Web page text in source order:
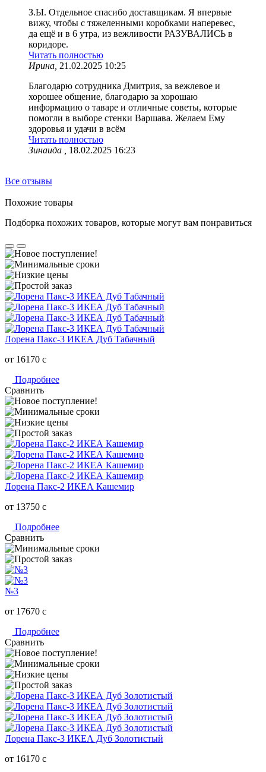
З.Ы. Отдельное спасибо доставщикам. Я впервые
вижу, чтобы с тяжеленными коробками наперевес,
да ещё и в 6 утра, из вежливости РАЗУВАЛИСЬ в
коридоре.
Читать полностью
Ирина, 21.02.2025 10:25
Благодарю сотрудника Дмитрия, за вежлевое и
хорошее общение, благодарю за хорошаю
информацию о таваре и отличные советы, которые
помогли в выборе стенки Варшава. Желаем Ему
здоровья и удачи в всём
Читать полностью
Зинаида ,
18.02.2025 16:23
Все отзывы
Похожие товары
Подборка похожих товаров, которые могут вам понравиться
Лорена Пакс-3 ИКЕА Дуб Табачный
от 16170 c
Подробнее
Сравнить
Лорена Пакс-2 ИКЕА Кашемир
от 13750 c
Подробнее
Сравнить
№3
от 17670 c
Подробнее
Сравнить
Лорена Пакс-3 ИКЕА Дуб Золотистый
от 16170 c